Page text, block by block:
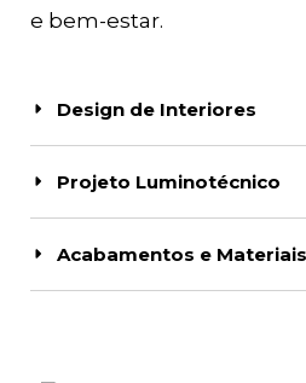
e bem-estar.
Design de Interiores
Projeto Luminotécnico
Acabamentos e Materiais